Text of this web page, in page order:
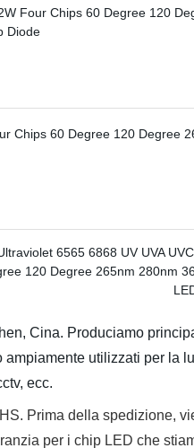
Cina. Produciamo
utilizzati per la
ecc.
Prima della spedizione,
per i chip LED che